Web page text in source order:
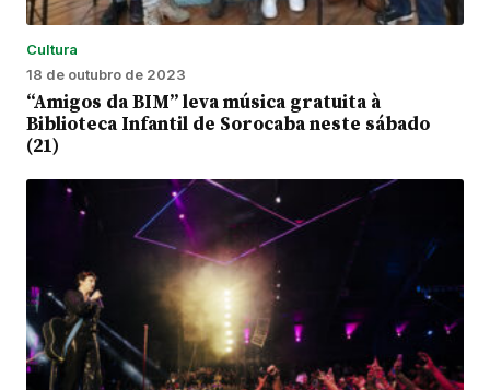
Cultura
18 de outubro de 2023
“Amigos da BIM” leva música gratuita à
Biblioteca Infantil de Sorocaba neste sábado
(21)